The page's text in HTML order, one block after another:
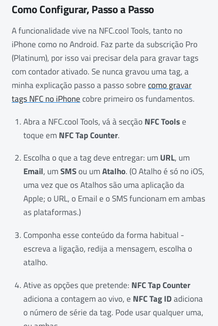
Como Configurar, Passo a Passo
A funcionalidade vive na NFC.cool Tools, tanto no
iPhone como no Android. Faz parte da subscrição Pro
(Platinum), por isso vai precisar dela para gravar tags
com contador ativado. Se nunca gravou uma tag, a
minha explicação passo a passo sobrecomo gravar
tags NFC no iPhone cobre primeiro os fundamentos.
Abra a NFC.cool Tools, vá à secção NFC Toolse
toque em NFC Tap Counter.
Escolha o que a tag deve entregar: um URL, um
Email, umSMSou umAtalho. (O Atalho é só no iOS,
uma vez que os Atalhos são uma aplicação da
Apple; o URL, o Email e o SMS funcionam em ambas
as plataformas.)
Componha esse conteúdo da forma habitual -
escreva a ligação, redija a mensagem, escolha o
atalho.
Ative as opções que pretende: NFC Tap Counter
adiciona a contagem ao vivo, e NFC Tag IDadiciona
o número de série da tag. Pode usar qualquer uma,